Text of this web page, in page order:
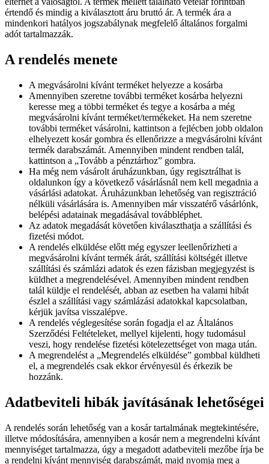
értendő és mindig a kiválasztott áru bruttó ár. A termék ára a
mindenkori hatályos jogszabálynak megfelelő általános forgalmi
adót tartalmazzák.
A rendelés menete
A megvásárolni kívánt terméket helyezze a kosárba
Amennyiben szeretne további terméket kosárba helyezni
keresse meg a többi terméket és tegye a kosárba a még
megvásárolni kívánt terméket/termékeket. Ha nem szeretne
további terméket vásárolni, kattintson a fejlécben jobb oldalon
elhelyezett kosár gombra és ellenőrizze a megvásárolni kívánt
termék darabszámát. Amennyiben mindent rendben talál,
kattintson a „Tovább a pénztárhoz” gombra.
Ha még nem vásárolt áruházunkban, úgy regisztrálhat is
oldalunkon így a következő vásárlásnál nem kell megadnia a
vásárlási adatokat. Áruházunkban lehetőség van regisztráció
nélküli vásárlására is. Amennyiben már visszatérő vásárlónk,
belépési adatainak megadásával továbbléphet.
Az adatok megadását követően kiválaszthatja a szállítási és
fizetési módot.
A rendelés elküldése előtt még egyszer leellenőrizheti a
megvásárolni kívánt termék árát, szállítási költségét illetve
szállítási és számlázi adatok és ezen fázisban megjegyzést is
küldhet a megrendelésével. Amennyiben mindent rendben
talál küldje el rendelését, abban az esetben ha valami hibát
észlel a szállítási vagy számlázási adatokkal kapcsolatban,
kérjük javítsa visszalépve.
A rendelés véglegesítése során fogadja el az Általános
Szerződési Feltételeket, mellyel kijelenti, hogy tudomásul
veszi, hogy rendelése fizetési kötelezettséget von maga után.
A megrendelést a „Megrendelés elküldése” gombbal küldheti
el, a megrendelés csak ekkor érvényesül és érkezik be
hozzánk.
Adatbeviteli hibák javításának lehetőségei
A rendelés során lehetőség van a kosár tartalmának megtekintésére,
illetve módosítására, amennyiben a kosár nem a megrendelni kívánt
mennyiséget tartalmazza, úgy a megadott adatbeviteli mezőbe írja be
a rendelni kívánt mennyiség darabszámát, majd nyomja meg a